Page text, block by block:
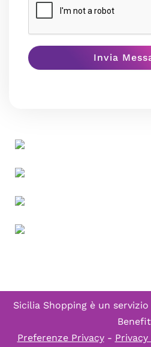
Sicilia Shopping è un servizio
Benefit
Preferenze Privacy-